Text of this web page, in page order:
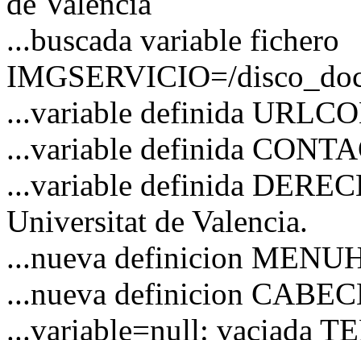
...buscada variable fichero
IMGSERVICIO=/
...variable definida
...variable definida
...variable definida
Universitat de Valencia.
...nueva definicion
...nueva definicion
...variable=null: vaciada